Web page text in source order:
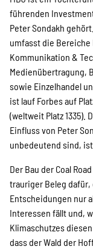
führenden
Peter Sondakh
umfasst die
Kommunikation &
Medienübertragung,
sowie Einzelhandel
ist lauf Forbes auf
(weltweit Platz 1335).
Einfluss von Peter
unbedeutend sind,
Der Bau der Coal
trauriger Beleg
Entscheidungen nur
Interessen fällt und,
Klimaschutzes
dass der Wald der